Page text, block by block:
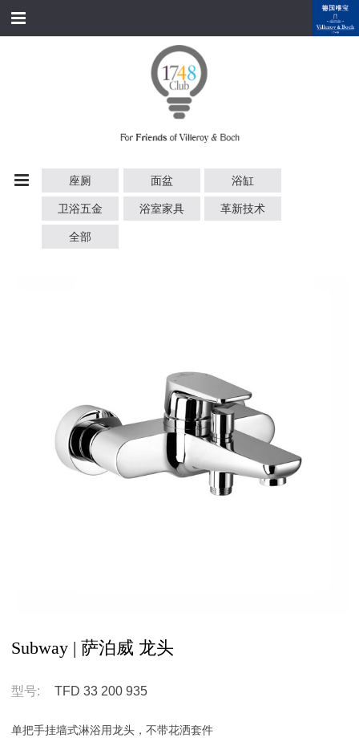
首页
经典产品
资料下载
座厕 面盆 浴缸
卫浴五金 浴室家具 革新技术
全部
Subway | 萨泊威 龙头
型号: TFD 33 200 935
单把手挂墙式淋浴用龙头，不带花洒套件